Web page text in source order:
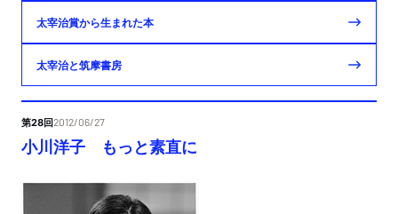
太宰治賞から生まれた本
太宰治と筑摩書房
第28回2012/06/27
小川洋子 もっと素直に